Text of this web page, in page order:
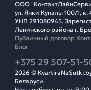
ООО
ул. Янки Купалы 100/1, к.
УНП 291080945.
Ленинского района г.
Публичный договор
Блог
+375 29 507-51-
2026 ©
Беларуси.